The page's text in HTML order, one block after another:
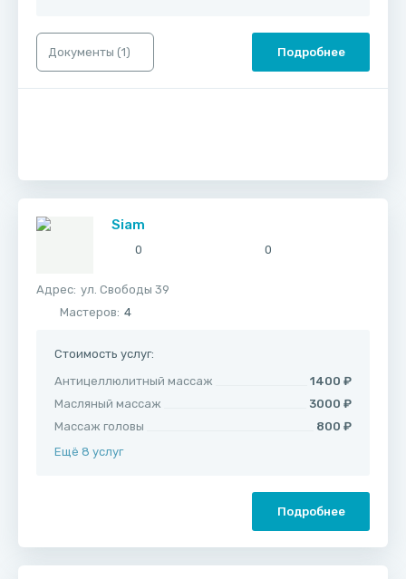
Документы (1) Подробнее
Siam
0 0
Адрес: ул. Свободы 39
Мастеров: 4
Стоимость услуг:
Антицеллюлитный массаж
1400 ₽
Масляный массаж
3000 ₽
Массаж головы
800 ₽
Ещё 8 услуг
Подробнее